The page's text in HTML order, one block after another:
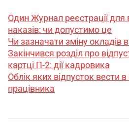
Один Журнал реєстрації для
наказів: чи допустимо це
Чи зазначати зміну окладів
Закінчився розділ про
картці П-2: дії кадровика
Облік яких відпусток вести в
працівника